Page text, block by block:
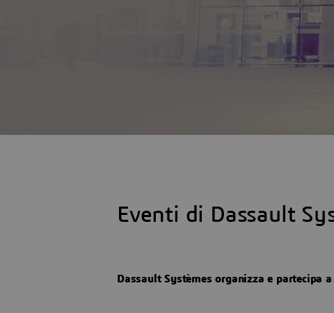
Eventi di Dassault
Dassault Systèmes organizza e partecipa